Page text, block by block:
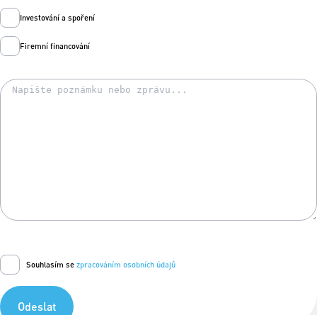
Investování a spoření
Firemní financování
Souhlasím se zpracováním osobních údajů
Odeslat